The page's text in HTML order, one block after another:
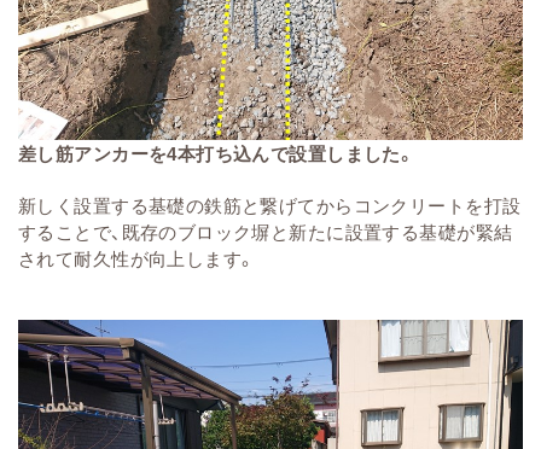
差し筋アンカーを4本打ち込んで設置しました。
新しく設置する基礎の鉄筋と繋げてからコンクリートを打設
することで、既存のブロック塀と新たに設置する基礎が緊結
されて耐久性が向上します。